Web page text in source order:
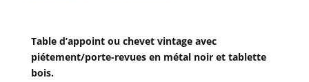
Table d’appoint ou chevet vintage avec
piétement/porte-revues en métal noir et tablette
bois.